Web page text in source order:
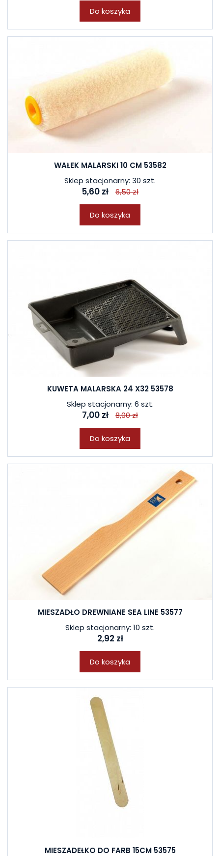
Do koszyka
WAŁEK MALARSKI 10 CM 53582
Sklep stacjonarny: 30 szt.
5,60 zł 6,50 zł
Do koszyka
KUWETA MALARSKA 24 X32 53578
Sklep stacjonarny: 6 szt.
7,00 zł 8,00 zł
Do koszyka
MIESZADŁO DREWNIANE SEA LINE 53577
Sklep stacjonarny: 10 szt.
2,92 zł
Do koszyka
MIESZADEŁKO DO FARB 15CM 53575